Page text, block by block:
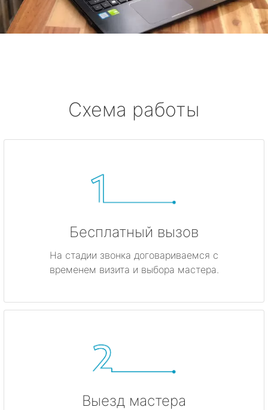
Схема работы
Бесплатный вызов
На стадии звонка договариваемся с
временем визита и выбора мастера.
Выезд мастера